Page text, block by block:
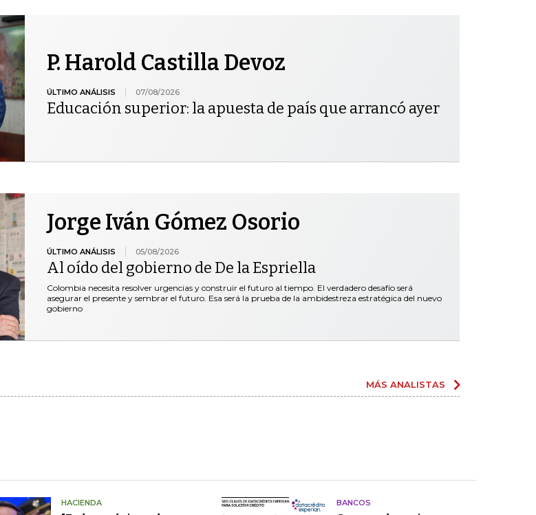
P. Harold Castilla Devoz
ÚLTIMO ANÁLISIS 07/08/2026
Educación superior: la apuesta de país que arrancó ayer
Jorge Iván Gómez Osorio
ÚLTIMO ANÁLISIS 05/08/2026
Al oído del gobierno de De la Espriella
Colombia necesita resolver urgencias y construir el futuro al tiempo. El verdadero desafío será
asegurar el presente y sembrar el futuro. Esa será la prueba de la ambidestreza estratégica del nuevo
gobierno
MÁS ANALISTAS
HACIENDA BANCOS